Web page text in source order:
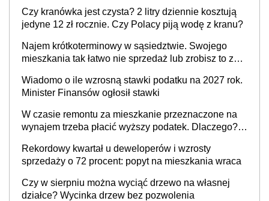
Czy kranówka jest czysta? 2 litry dziennie kosztują
jedyne 12 zł rocznie. Czy Polacy piją wodę z kranu?
Najem krótkoterminowy w sąsiedztwie. Swojego
mieszkania tak łatwo nie sprzedaż lub zrobisz to ze
Wiadomo o ile wzrosną stawki podatku na 2027 rok.
Minister Finansów ogłosił stawki
W czasie remontu za mieszkanie przeznaczone na
wynajem trzeba płacić wyższy podatek. Dlaczego?
Rekordowy kwartał u deweloperów i wzrosty
sprzedaży o 72 procent: popyt na mieszkania wraca
Czy w sierpniu można wyciąć drzewo na własnej
działce? Wycinka drzew bez pozwolenia